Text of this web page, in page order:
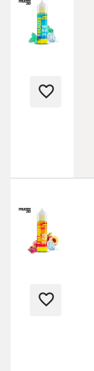
favorite_border
favorite_border